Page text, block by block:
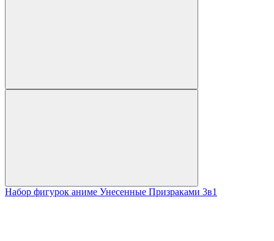
Набор фигурок аниме Унесенные Призраками 3в1